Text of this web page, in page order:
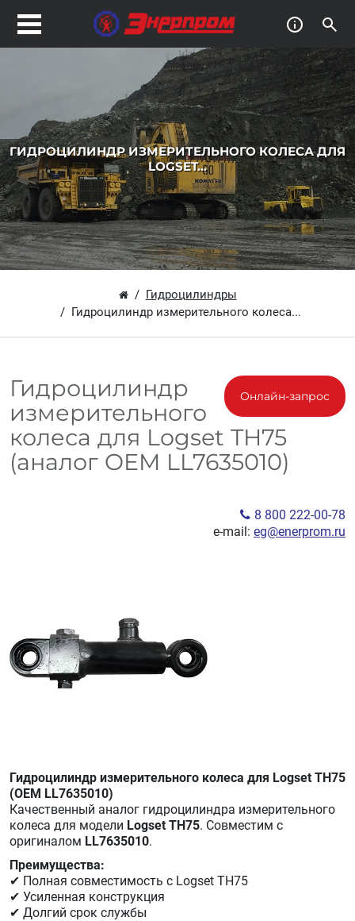
ГИДРОЦИЛИНДР ИЗМЕРИТЕЛЬНОГО КОЛЕСА ДЛЯ
LOGSET...
Гидроцилиндры
Гидроцилиндр измерительного колеса...
Онлайн-запрос
Гидроцилиндр
измерительного
колеса для Logset TH75
(аналог OEM LL7635010)
8 800 222-00-78
e-mail: eg@enerprom.ru
Гидроцилиндр измерительного колеса для Logset TH75
(OEM LL7635010)
Качественный аналог гидроцилиндра измерительного
колеса для модели Logset TH75. Совместим с
оригиналом LL7635010.
Преимущества:
✔ Полная совместимость с Logset TH75
✔ Усиленная конструкция
✔ Долгий срок службы